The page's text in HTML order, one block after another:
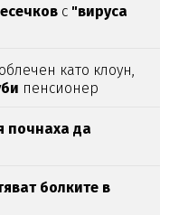
с "вируса
облечен като клоун,
пенсионер
почнаха да
болките в